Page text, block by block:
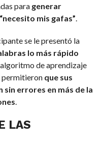
para generar
mis gafas”
se le presentó la
lo más rápido
de aprendizaje
permitieron que sus
errores en más de la
LAS